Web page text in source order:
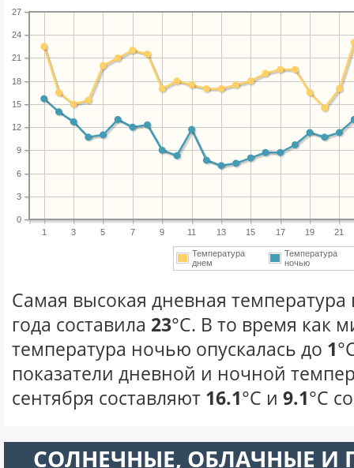
1 3 5 7 9 11 13 15 17 19 21
0
3
6
9
12
15
18
21
24
27
Температура
днем
Температура
ночью
Самая высокая дневная температура
года составила 23°С. В то время как
температура ночью опускалась до 1
показатели дневной и ночной
сентября составляют 16.1°С и 9.1°С
CОЛНЕЧНЫЕ, ОБЛАЧНЫЕ И